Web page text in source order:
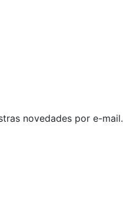
novedades por e-mail.